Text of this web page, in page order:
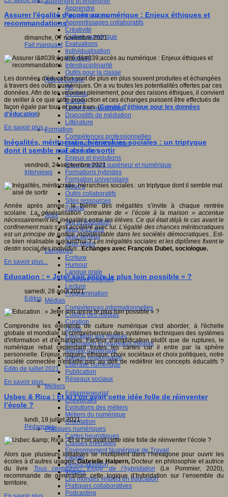
Apprendre
Apprentissages
Apprentissages collaboratifs
Créativité
Culture numérique
Evaluations
Individualisation
Initiatives
Interdisciplinarité
Outils pour la classe
Arts et Culture
Art
Cinéma
Culture
Culture et numérique
Dispositifs de médiation
Littérature
Formation
Compétences professionnelles
Dispositifs de formation
E- formation
Enjeux et évolutions
Enseignement supérieur et numérique
Formations hybrides
Formation universitaire
Mooc’s
Outils collaboratifs
Sites ressources
Tutorat
Jeux
Jeu et éducation
Jeux 4/12 ans
Jeux sérieux
Jeux vidéo
Langages
Ecriture
Humour
Langue orale
Langues vivantes
Lecture
Programmation
Médias
Compétences informationnelles
Culture des médias
Curation
Droits
Education aux médias
Information et nouveaux médias
Identité numérique
Internet responsable
Littératie numérique
Publication
Réseaux sociaux
Métiers
Entrepreneuriat
Entreprises
Evolutions des métiers
Métiers du numérique
Orientation
Pratiques numériques
Cartes heuristiques
Classes inversées
Environnement Numérique de Travail
Fablab
Géolocalisation
Images
Les mondes virtuels en éducation
Pratiques collaboratives
Podcasting
Assurer l'égalité d'accès au numérique : Enjeux éthiques et
recommandations
dimanche, 07 novembre 2021
Fait marquant
Les données d'éducation sont de plus en plus souvent produites et échangées
à travers des outils numériques. On a vu toutes les potentialités offertes par ces
données. Afin de les valoriser pleinement, pour des raisons éthiques, il convient
de veiller à ce que cette production et ces échanges puissent être effectués de
façon égale par tous et pour tous. (Comité d'éthique pour les données
d'éducation)
En savoir plus...
Inégalités, méritocratie, hiérarchies sociales : un triptyque
dont il semble mal aisé de sortir
vendredi, 24 septembre 2021
Interviews
Année après année, le thème des inégalités s’invite à chaque rentrée
scolaire.La généralisation contrainte de « l’école à la maison » accentue
nécessairement les inégalités entre les élèves. Ce qui était déjà le cas avant le
confinement mais s’est accéléré avec lui. L’égalité des chances méritocratiques
est un principe de justice incontestable dans les sociétés démocratiques...Est-
ce bien réalisable aujourd'hui ?Les inégalités sociales et les diplômes fixent le
destin social des individus...Echanges avec François Dubet, sociologue.
En savoir plus...
Education : « Jeter son ancre le plus loin possible » ?
samedi, 28 août 2021
Editos
Comprendre les éléments de culture numérique c'est aborder, à l'échelle
globale et mondiale la compréhension des systèmes techniques des systèmes
d'information et d'échanges. Facteur d'amplification plutôt que de ruptures, le
numérique rebat cependant toutes les cartes car il entre par la sphère
personnelle. Enjeux, risques, éthique, choix sociétaux et choix politiques, notre
société connectée n'est-elle pas au défi de redéfinir les concepts éducatifs ?
Edito de juillet 2021
En savoir plus...
Usbec & Rica : Et si l’on avait cette idée folle de réinventer
l’école ?
lundi, 19 juillet 2021
Pédagogie
Alors que plusieurs initiatives se multiplient dans l’hexagone pour ouvrir les
écoles à d’autres usages,Gabrielle Halpern,Docteur en philosophie et autrice
du livre Tous centaures ! Éloge de l’hybridation (Le Pommier, 2020),
recommande de généraliser cette logique d’hybridation sur l’ensemble du
territoire.